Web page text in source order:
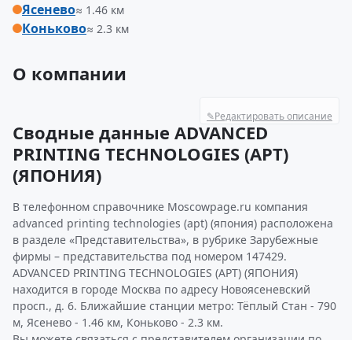
Ясенево≈ 1.46 км
Коньково≈ 2.3 км
О компании
✎Редактировать описание
Сводные данные ADVANCED
PRINTING TECHNOLOGIES (APT)
(ЯПОНИЯ)
В телефонном справочнике Moscowpage.ru компания
advanced printing technologies (apt) (япония) расположена
в разделе «Представительства», в рубрике Зарубежные
фирмы – представительства под номером 147429.
ADVANCED PRINTING TECHNOLOGIES (APT) (ЯПОНИЯ)
находится в городе Москва по адресу Новоясеневский
просп., д. 6. Ближайшие станции метро: Тёплый Стан - 790
м, Ясенево - 1.46 км, Коньково - 2.3 км.